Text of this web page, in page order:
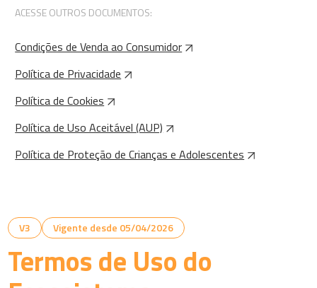
ACESSE OUTROS DOCUMENTOS:
Condições de Venda ao Consumidor
Política de Privacidade
Política de Cookies
Política de Uso Aceitável (AUP)
Política de Proteção de Crianças e Adolescentes
V3 Vigente desde 05/04/2026
Termos de Uso do